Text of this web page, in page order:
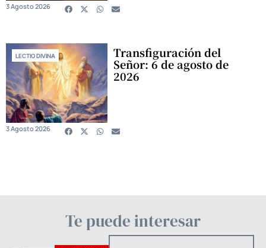
3 Agosto 2026
LECTIO DIVINA Transfiguración del
Señor: 6 de agosto de
2026
3 Agosto 2026
Te puede interesar